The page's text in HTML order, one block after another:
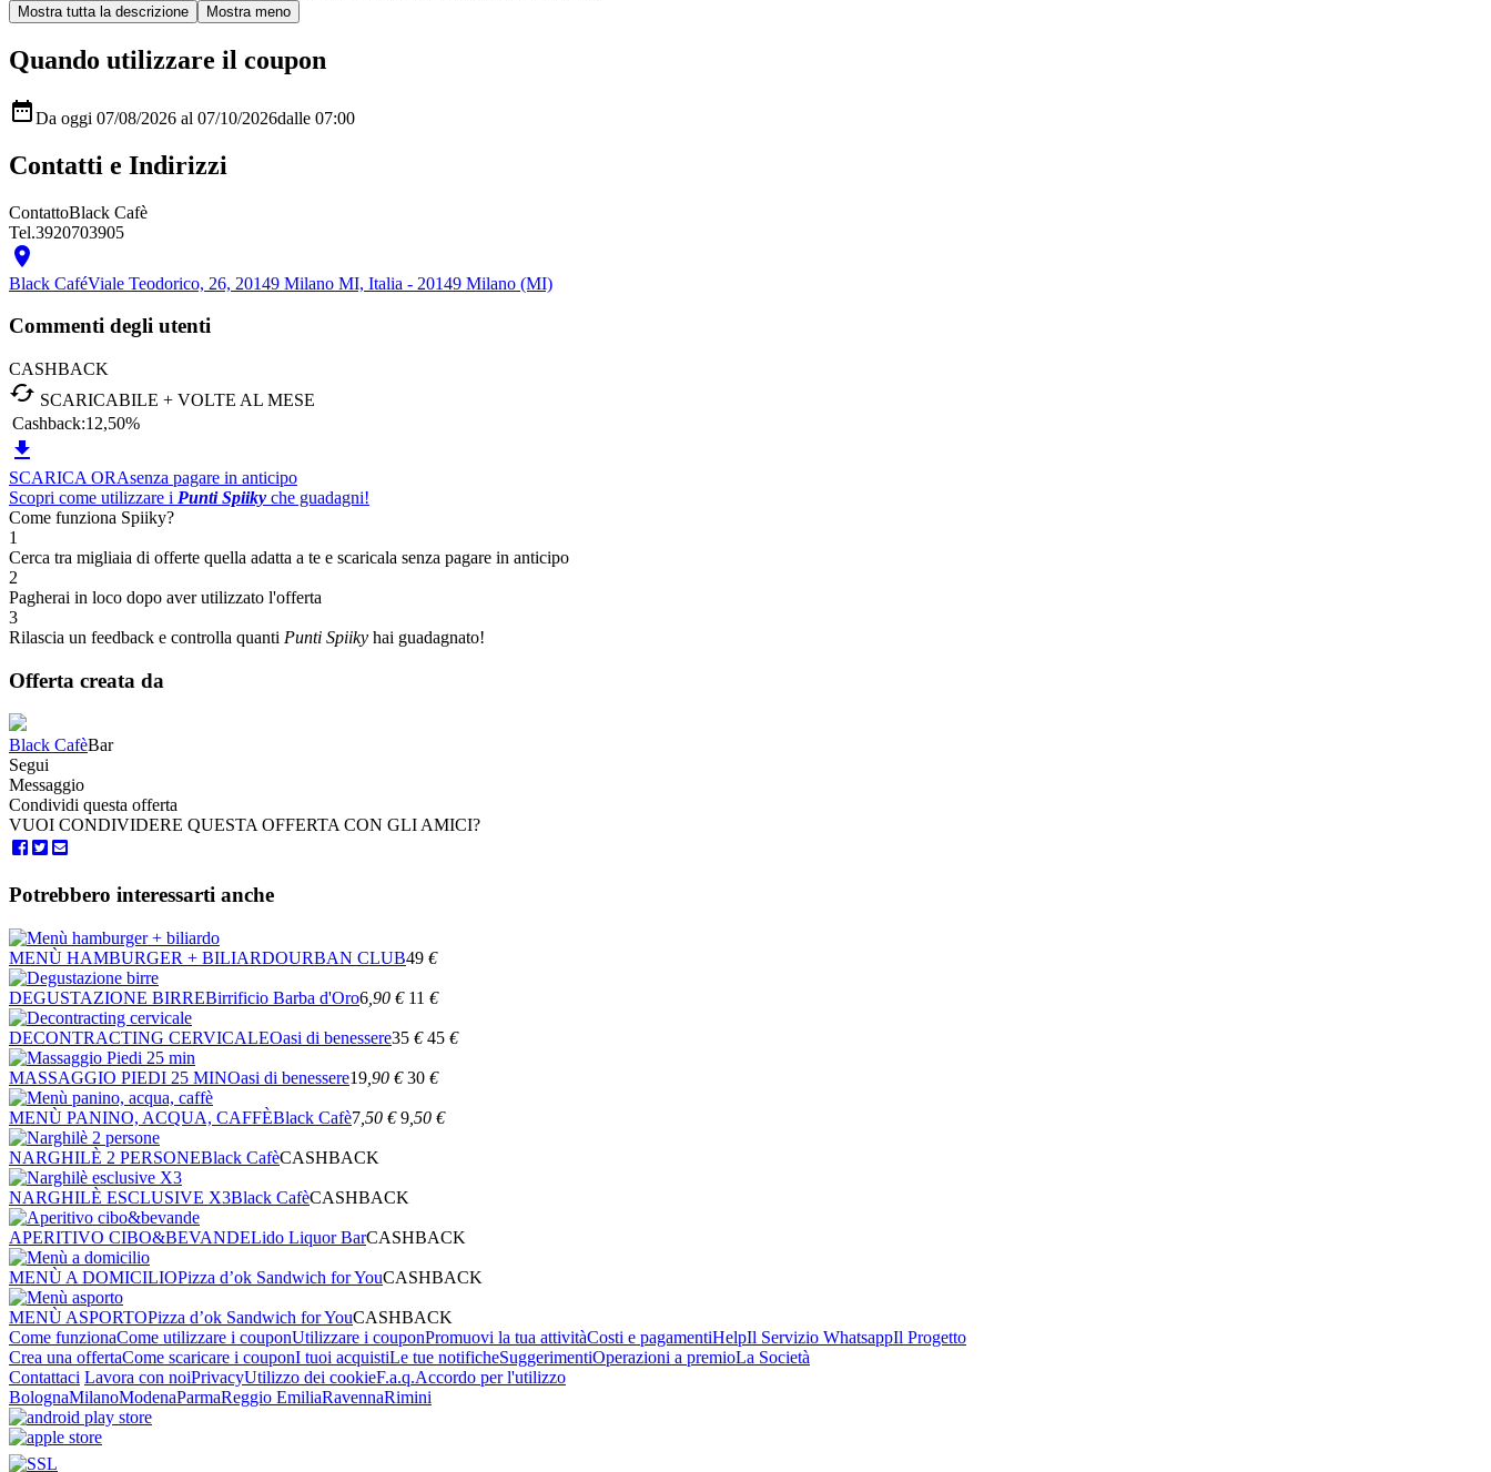
Quando utilizzare il coupon
Da oggi 07/08/2026 al 07/10/2026dalle 07:00
Contatti e Indirizzi
ContattoBlack Cafè
Tel.3920703905

Black CaféViale Teodorico, 26, 20149 Milano MI, Italia - 20149 Milano (MI)
Commenti degli utenti
CASHBACK
 SCARICABILE + VOLTE AL MESE
Cashback:12,50%

SCARICA ORAsenza pagare in anticipo
Scopri come utilizzare i Punti Spiiky che guadagni!
Come funziona Spiiky?
1
Cerca tra migliaia di offerte quella adatta a te e scaricala senza pagare in anticipo
2
Pagherai in loco dopo aver utilizzato l'offerta
3
Rilascia un feedback e controlla quanti Punti Spiiky hai guadagnato!
Offerta creata da
Black CafèBar
Segui
Messaggio
Condividi questa offerta
VUOI CONDIVIDERE QUESTA OFFERTA CON GLI AMICI?
Potrebbero interessarti anche
MENÙ HAMBURGER + BILIARDOURBAN CLUB49 €
DEGUSTAZIONE BIRREBirrificio Barba d'Oro6 ,90 € 11 €
DECONTRACTING CERVICALEOasi di benessere35 € 45 €
MASSAGGIO PIEDI 25 MINOasi di benessere19 ,90 € 30 €
MENÙ PANINO, ACQUA, CAFFÈBlack Cafè7 ,50 € 9 ,50 €
NARGHILÈ 2 PERSONEBlack CafèCASHBACK
NARGHILÈ ESCLUSIVE X3Black CafèCASHBACK
APERITIVO CIBO&BEVANDELido Liquor BarCASHBACK
MENÙ A DOMICILIOPizza d’ok Sandwich for YouCASHBACK
MENÙ ASPORTOPizza d’ok Sandwich for YouCASHBACK
Come funzionaCome utilizzare i couponUtilizzare i couponPromuovi la tua attivitàCosti e pagamentiHelpIl Servizio WhatsappIl Progetto
Crea una offertaCome scaricare i couponI tuoi acquistiLe tue notificheSuggerimentiOperazioni a premioLa Società
Contattaci Lavora con noiPrivacyUtilizzo dei cookieF.a.q.Accordo per l'utilizzo
BolognaMilanoModenaParmaReggio EmiliaRavennaRimini